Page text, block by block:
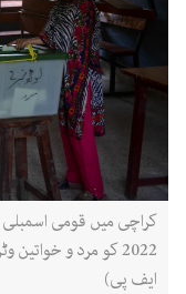
2022 کو مرد و
ایف پی)